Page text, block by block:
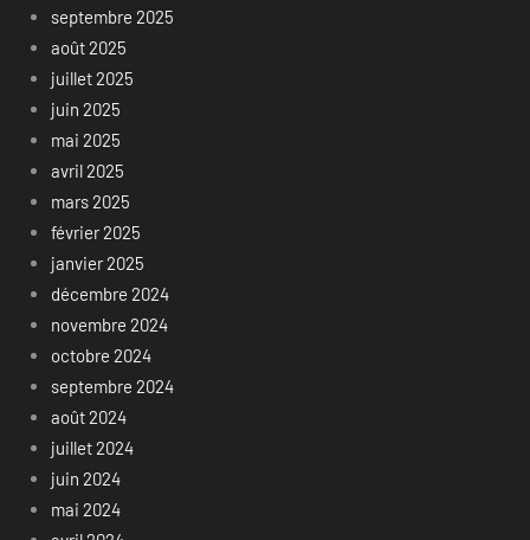
septembre 2025
août 2025
juillet 2025
juin 2025
mai 2025
avril 2025
mars 2025
février 2025
janvier 2025
décembre 2024
novembre 2024
octobre 2024
septembre 2024
août 2024
juillet 2024
juin 2024
mai 2024